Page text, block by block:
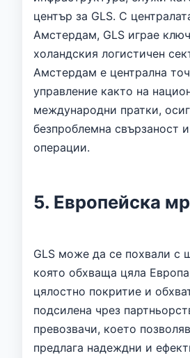
център за GLS. С
Амстердам, GLS играе
холандския логистичен
Амстердам е централна
управление както на
международни пратки,
безпроблемна свързаност
операции.
5. Европейска
GLS може да се похвали с
която обхваща цяла
цялостно покритие и
подсилена чрез
превозвачи, което
предлага надеждни и